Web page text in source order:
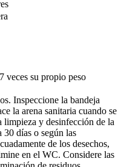
veces su propio peso
Inspeccione la bandeja
la arena sanitaria cuando se
limpieza y desinfección de la
30 días o según las
de los desechos,
en el WC. Considere las